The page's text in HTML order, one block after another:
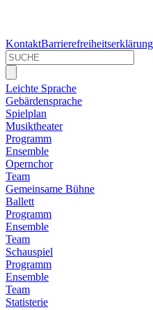
KontaktBarrierefreiheitserklärung
Leichte Sprache
Gebärdensprache
Spielplan
Musiktheater
Programm
Ensemble
Opernchor
Team
Gemeinsame Bühne
Ballett
Programm
Ensemble
Team
Schauspiel
Programm
Ensemble
Team
Statisterie